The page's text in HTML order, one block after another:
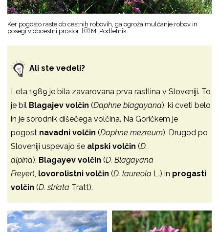
Ker pogosto raste ob cestnih robovih, ga ogroža mulčanje robov in
posegi v obcestni prostor
M. Podletnik
Ali ste vedeli?
Leta 1989 je bila zavarovana prva rastlina v Sloveniji. To
je bil Blagajev volčin (Daphne blagayana), ki cveti belo
in je sorodnik dišečega volčina. Na Goričkem je
pogost navadni volčin (Daphne mezreum). Drugod po
Sloveniji uspevajo še alpski volčin (D.
alpina), Blagayev volčin (D. Blagayana
Freyer), lovorolistni volčin (D. laureola L.) in progasti
volčin (D. striata Tratt).